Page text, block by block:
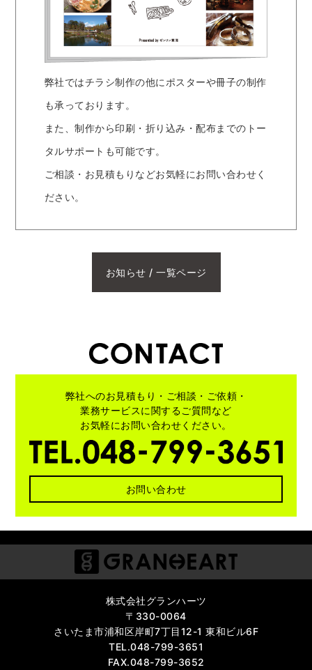
弊社ではチラシ制作の他にポスターや冊子の制作
も承っております。
また、制作から印刷・折り込み・配布までのトー
タルサポートも可能です。
ご相談・お見積もりなどお気軽にお問い合わせく
ださい。
お知らせ / 一覧ページ
弊社へのお見積もり・ご相談・ご依頼・
業務サービスに関するご質問など
お気軽にお問い合わせください。
お問い合わせ
株式会社グランハーツ
〒330-0064
さいたま市浦和区岸町7丁目12-1 東和ビル6F
TEL.048-799-3651
FAX.048-799-3652